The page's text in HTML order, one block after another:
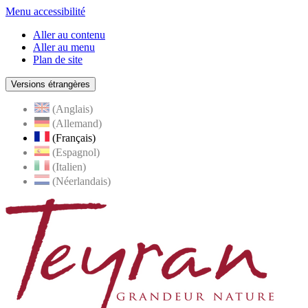
Menu accessibilité
Aller au contenu
Aller au menu
Plan de site
Versions étrangères
(Anglais)
(Allemand)
(Français)
(Espagnol)
(Italien)
(Néerlandais)